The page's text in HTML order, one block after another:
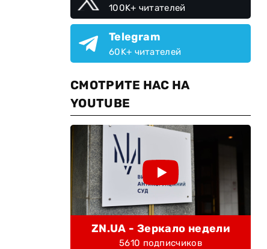
100K+ читателей
Telegram
60K+ читателей
СМОТРИТЕ НАС НА
YOUTUBE
ZN.UA - Зеркало недели
5610 подписчиков